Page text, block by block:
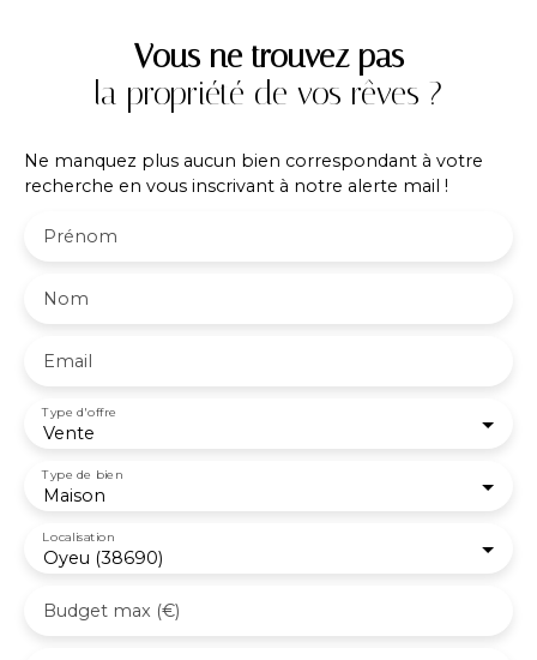
également disponible. N’attendez plus pour la
découvrir ! Contact PROXIMMO: Richard CAYER-
BARRIOZ au 06. 81. 18. 79. 04 – Mandataire
RSAC de Grenoble.
Vous ne trouvez pas
la propriété de vos rêves ?
Ne manquez plus aucun bien correspondant à votre
recherche en vous inscrivant à notre alerte mail !
Prénom
Nom
Email
Vente
Type d'offre
Maison
Type de bien
Oyeu (38690)
Localisation
Budget max (€)